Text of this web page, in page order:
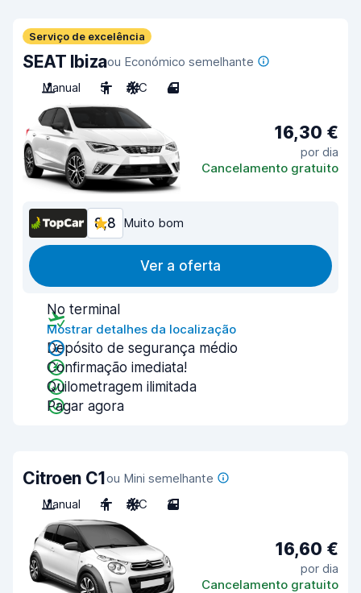
Serviço de excelência
SEAT Ibizaou Económico semelhante
Manual
5 A/C 4
16,30 €
por dia
Cancelamento gratuito
8,8 Muito bom
Ver a oferta
No terminal
Mostrar detalhes da localização
Depósito de segurança médio
Confirmação imediata!
Quilometragem ilimitada
Pagar agora
Citroen C1ou Mini semelhante
Manual
4 A/C 3
16,60 €
por dia
Cancelamento gratuito